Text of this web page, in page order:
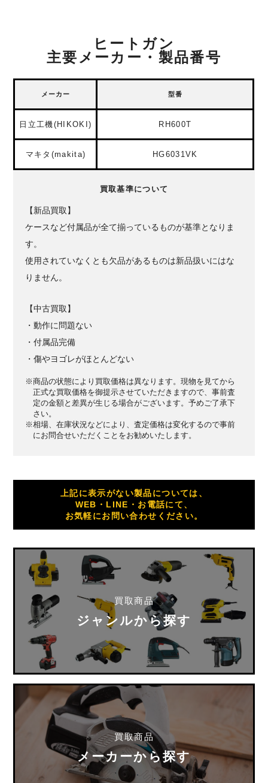
ヒートガン
主要メーカー・製品番号
メーカー 型番
日立工機(HIKOKI) RH600T
マキタ(makita) HG6031VK
買取基準について
【新品買取】
ケースなど付属品が全て揃っているものが基準となりま
す。
使用されていなくとも欠品があるものは新品扱いにはな
りません。
【中古買取】
・動作に問題ない
・付属品完備
・傷やヨゴレがほとんどない
※商品の状態により買取価格は異なります。現物を見てから
正式な買取価格を御提示させていただきますので、事前査
定の金額と差異が生じる場合がございます。予めご了承下
さい。
※相場、在庫状況などにより、査定価格は変化するので事前
にお問合せいただくことをお勧めいたします。
上記に表示がない製品については、
WEB・LINE・お電話にて、
お気軽にお問い合わせください。
買取商品
ジャンルから探す
買取商品
メーカーから探す